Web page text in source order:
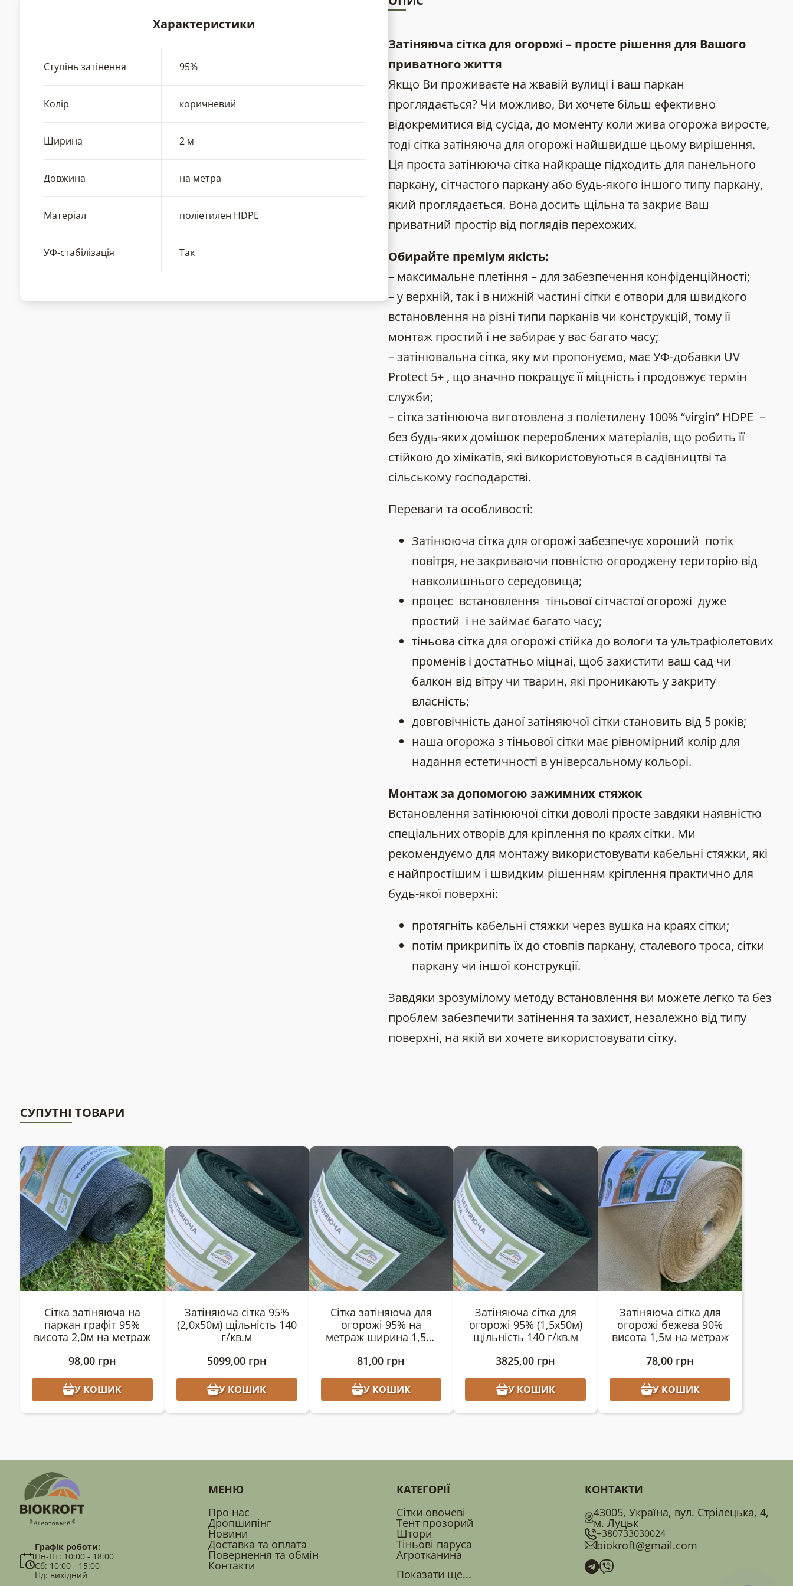
Затіняюча сітка для огорожі – просте рішення для Вашого
приватного життя
Якщо Ви проживаєте на жвавій вулиці і ваш паркан
проглядається? Чи можливо, Ви хочете більш ефективно
відокремитися від сусіда, до моменту коли жива огорожа виросте,
тоді сітка затіняюча для огорожі найшвидше цьому вирішення.
Ця проста затінююча сітка найкраще підходить для панельного
паркану, сітчастого паркану або будь-якого іншого типу паркану,
який проглядається. Вона досить щільна та закриє Ваш
приватний простір від поглядів перехожих.
Обирайте преміум якість:
– максимальне плетіння – для забезпечення конфіденційності;
– у верхній, так і в нижній частині сітки є отвори для швидкого
встановлення на різні типи парканів чи конструкцій, тому її
монтаж простий і не забирає у вас багато часу;
– затінювальна сітка, яку ми пропонуємо, має УФ-добавки UV
Protect 5+ , що значно покращує її міцність і продовжує термін
служби;
– сітка затінююча виготовлена з поліетилену 100% “virgin” HDPE –
без будь-яких домішок перероблених матеріалів, що робить її
стійкою до хімікатів, які використовуються в садівництві та
сільському господарстві.
Переваги та особливості:
Затінююча сітка для огорожі забезпечує хороший потік
повітря, не закриваючи повністю огороджену територію від
навколишнього середовища;
процес встановлення тіньової сітчастої огорожі дуже
простий і не займає багато часу;
тіньова сітка для огорожі стійка до вологи та ультрафіолетових
променів і достатньо міцнаі, щоб захистити ваш сад чи
балкон від вітру чи тварин, які проникають у закриту
власність;
довговічність даної затіняючої сітки становить від 5 років;
наша огорожа з тіньової сітки має рівномірний колір для
надання естетичності в універсальному кольорі.
Монтаж за допомогою зажимних стяжок
Встановлення затінюючої сітки доволі просте завдяки наявністю
спеціальних отворів для кріплення по краях сітки. Ми
рекомендуємо для монтажу використовувати кабельні стяжки, які
є найпростішим і швидким рішенням кріплення практично для
будь-якої поверхні:
протягніть кабельні стяжки через вушка на краях сітки;
потім прикрипіть їх до стовпів паркану, сталевого троса, сітки
паркану чи іншої конструкції.
Завдяки зрозумілому методу встановлення ви можете легко та без
проблем забезпечити затінення та захист, незалежно від типу
поверхні, на якій ви хочете використовувати сітку.
Характеристики
Ступінь затінення 95%
Колір коричневий
Ширина 2 м
Довжина на метра
Матеріал поліетилен HDPE
УФ-стабілізація Так
СУПУТНІ ТОВАРИ
Сітка затіняюча на
паркан графіт 95%
висота 2,0м на метраж
98,00 грн
У КОШИК
Затіняюча сітка 95%
(2,0х50м) щільність 140
г/кв.м
5099,00 грн
У КОШИК
Сітка затіняюча для
огорожі 95% на
метраж ширина 1,5м,
81,00 грн
У КОШИК
Затіняюча сітка для
огорожі 95% (1,5х50м)
щільність 140 г/кв.м
3825,00 грн
У КОШИК
Затіняюча сітка для
огорожі бежева 90%
висота 1,5м на метраж
78,00 грн
У КОШИК
Графік роботи:
Пн-Пт: 10:00 - 18:00
Сб: 10:00 - 15:00
Нд: вихідний
МЕНЮ
Про нас
Дропшипінг
Новини
Доставка та оплата
Повернення та обмін
Контакти
КАТЕГОРІЇ
Сітки овочеві
Тент прозорий
Штори
Тіньові паруса
Агротканина
Показати ще...
КОНТАКТИ
43005, Україна, вул. Стрілецька, 4,
м. Луцьк
+380733030024
biokroft@gmail.com